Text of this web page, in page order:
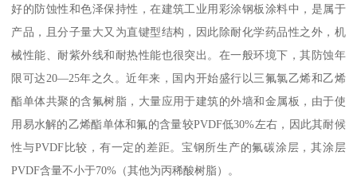
好的防蚀性和色泽保持性，在建筑工业用彩涂钢板涂料中，是属于
产品，且分子量大又为直键型结构，因此除耐化学药品性之外，机
械性能、耐紫外线和耐热性能也很突出。在一般环境下，其防蚀年
限可达20—25年之久。近年来，国内开始盛行以三氟氯乙烯和乙烯
酯单体共聚的含氟树脂，大量应用于建筑的外墙和金属板，由于使
用易水解的乙烯酯单体和氟的含量较PVDF低30%左右，因此其耐候
性与PVDF比较，有一定的差距。宝钢所生产的氟碳涂层，其涂层
PVDF含量不小于70%（其他为丙稀酸树脂）。